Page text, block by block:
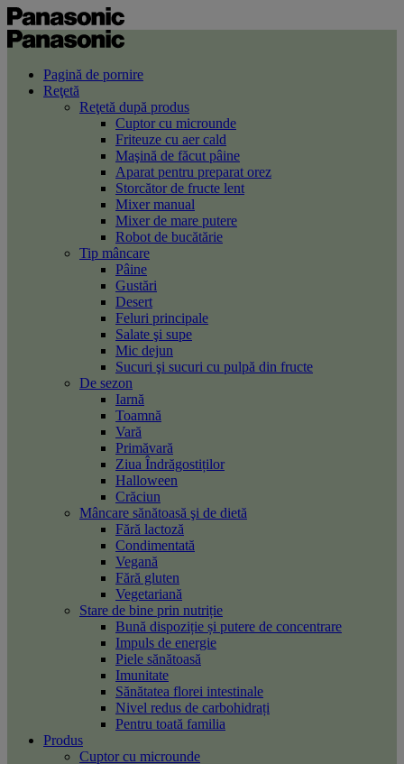
Pagină de pornire
Reţetă
Reţetă după produs
Cuptor cu microunde
Friteuze cu aer cald
Maşină de făcut pâine
Aparat pentru preparat orez
Storcător de fructe lent
Mixer manual
Mixer de mare putere
Robot de bucătărie
Tip mâncare
Pâine
Gustări
Desert
Feluri principale
Salate şi supe
Mic dejun
Sucuri şi sucuri cu pulpă din fructe
De sezon
Iarnă
Toamnă
Vară
Primăvară
Ziua Îndrăgostiților
Halloween
Crăciun
Mâncare sănătoasă şi de dietă
Fără lactoză
Condimentată
Vegană
Fără gluten
Vegetariană
Stare de bine prin nutriție
Bună dispoziție și putere de concentrare
Impuls de energie
Piele sănătoasă
Imunitate
Sănătatea florei intestinale
Nivel redus de carbohidrați
Pentru toată familia
Produs
Cuptor cu microunde